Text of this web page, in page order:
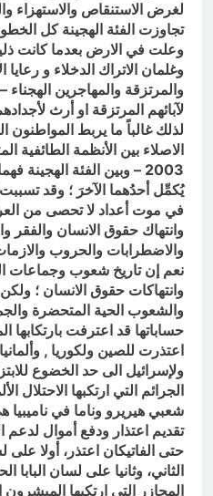
لغرض الاستنقاص والاستهزاء
تجاوزت الفئة الهجينة كل
وعلت في الارض بعدما كانت ذليلة
وغلمان الاتراك الدخلاء و رعايا
والمرتزقة والمهاجرين الهجناء
لآبائهم المرتزقة او أرث لأجدادهم
لذلك غالباً ما يربط المواطنون
2003 – وبين الفئة الهجينة
يُكمِّل أحدُهما الآخرَ ؛ وقد تسببت
في موت أعداد لا تحصى من
وانتهاك حقوق الانسان والفقر
والاضطرابات والحروب والازمات
نعم إن تاريخ شعوب وجماعات
وانتهاكات حقوق الانسان ؛ ولكن
والشعوب الحية المتحضرة
حساباتها قد اعترفت بارتكابها
اعتذرت للصين ولكوريا ,
ولإسرائيل الى حد الخضوع
شعبي هيريرو وناما في ناميبيا
تقديم اعتذار ودفع أموال لدعم
حتى الفاتيكان اعتذر، أولا على
الثاني، وثانيا على لسان
المجازر التي ارتكبها المبشرون